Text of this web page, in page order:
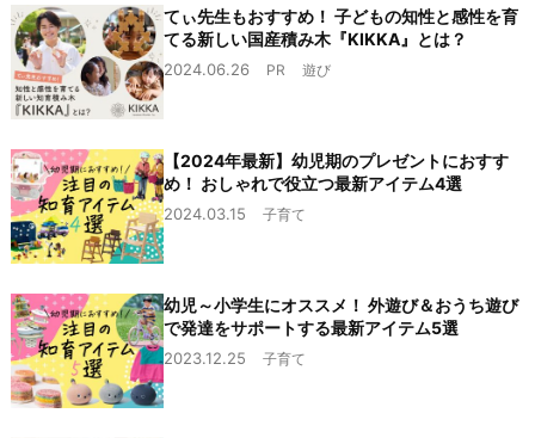
てぃ先生もおすすめ！ 子どもの知性と感性を育
てる新しい国産積み木『KIKKA』とは？
2024.06.26 PR 遊び
【2024年最新】幼児期のプレゼントにおすす
め！ おしゃれで役立つ最新アイテム4選
2024.03.15 子育て
幼児～小学生にオススメ！ 外遊び＆おうち遊び
で発達をサポートする最新アイテム5選
2023.12.25 子育て